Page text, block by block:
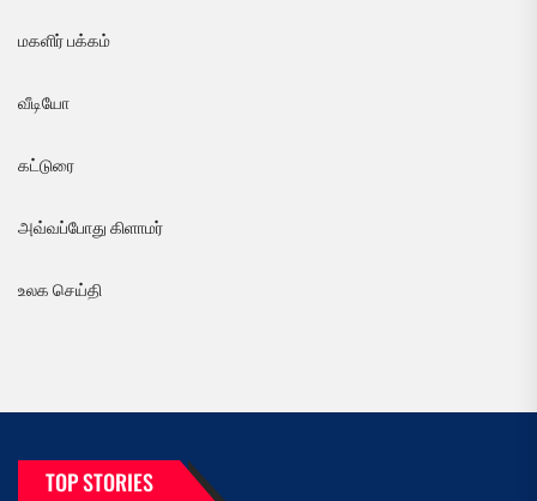
மகளிர் பக்கம்
வீடியோ
கட்டுரை
அவ்வப்போது கிளாமர்
உலக செய்தி
TOP STORIES